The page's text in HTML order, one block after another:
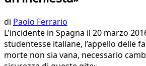
di Paolo Ferrario
L'incidente in Spagna il 20 marzo
studentesse italiane, l’appello delle
morte non sia vana, necessario